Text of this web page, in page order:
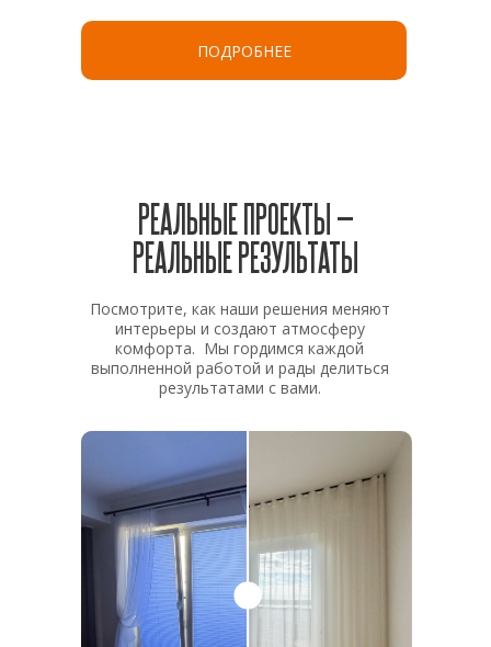
ПОДРОБНЕЕ
РЕАЛЬНЫЕ ПРОЕКТЫ —
РЕАЛЬНЫЕ РЕЗУЛЬТАТЫ
Посмотрите, как наши решения меняют
интерьеры и создают атмосферу
комфорта. Мы гордимся каждой
выполненной работой и рады делиться
результатами с вами.